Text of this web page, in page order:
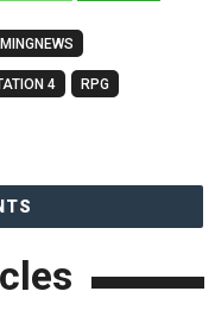
4 RPG